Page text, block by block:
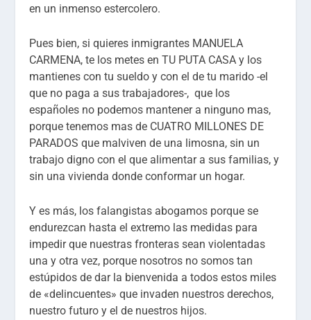
en un inmenso estercolero.
Pues bien, si quieres inmigrantes MANUELA
CARMENA, te los metes en TU PUTA CASA y los
mantienes con tu sueldo y con el de tu marido -el
que no paga a sus trabajadores-, que los
españoles no podemos mantener a ninguno mas,
porque tenemos mas de CUATRO MILLONES DE
PARADOS que malviven de una limosna, sin un
trabajo digno con el que alimentar a sus familias, y
sin una vivienda donde conformar un hogar.
Y es más, los falangistas abogamos porque se
endurezcan hasta el extremo las medidas para
impedir que nuestras fronteras sean violentadas
una y otra vez, porque nosotros no somos tan
estúpidos de dar la bienvenida a todos estos miles
de «delincuentes» que invaden nuestros derechos,
nuestro futuro y el de nuestros hijos.